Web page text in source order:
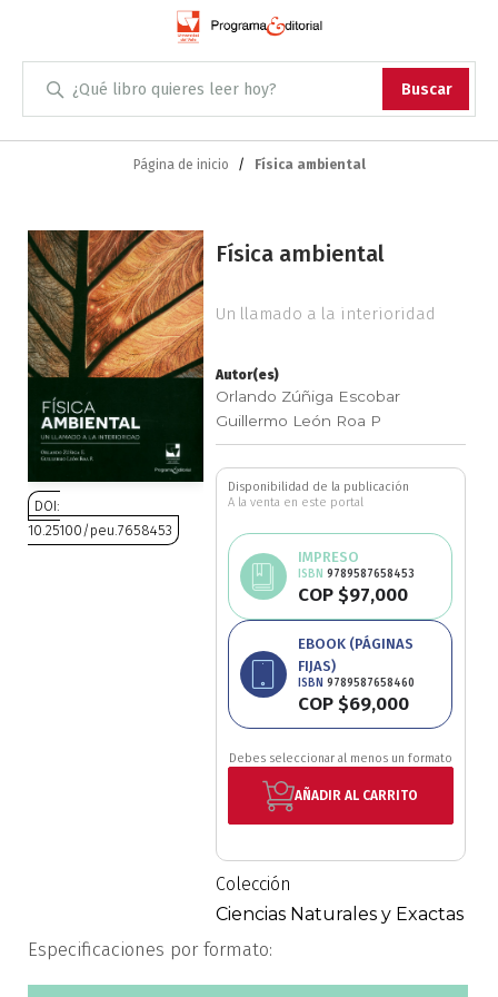
Buscar
Administración
Antropología
Arquitectura
Arte
Artes escénicas
Biología
Ciencia política
Skip
Página de inicio Física ambiental
Saltar
al
final
de
la
galería
imágenes
DOI:
10.25100/peu.7658453
Física ambiental
Un llamado a la interioridad
Autor(es)
Orlando Zúñiga Escobar
Guillermo León Roa P
Disponibilidad de la publicación
A la venta en este portal
IMPRESO
ISBN9789587658453
COP $97,000
EBOOK (PÁGINAS
FIJAS)
ISBN9789587658460
COP $69,000
Debes seleccionar al menos un formato
AÑADIR AL CARRITO
Colección
Ciencias Naturales y Exactas
Especificaciones por formato: